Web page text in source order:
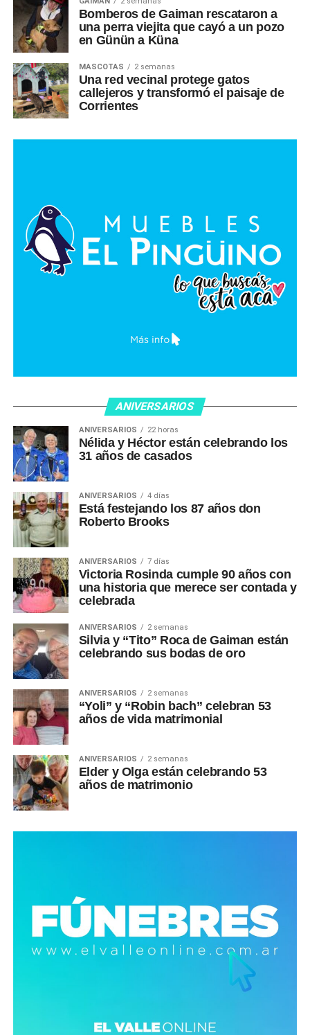
Bomberos de Gaiman rescataron a
una perra viejita que cayó a un pozo
en Günün a Küna
MASCOTAS 2 semanas
Una red vecinal protege gatos
callejeros y transformó el paisaje de
Corrientes
ANIVERSARIOS
ANIVERSARIOS 22 horas
Nélida y Héctor están celebrando los
31 años de casados
ANIVERSARIOS 4 días
Está festejando los 87 años don
Roberto Brooks
ANIVERSARIOS 7 días
Victoria Rosinda cumple 90 años con
una historia que merece ser contada y
celebrada
ANIVERSARIOS 2 semanas
Silvia y “Tito” Roca de Gaiman están
celebrando sus bodas de oro
ANIVERSARIOS 2 semanas
“Yoli” y “Robin bach” celebran 53
años de vida matrimonial
ANIVERSARIOS 2 semanas
Elder y Olga están celebrando 53
años de matrimonio